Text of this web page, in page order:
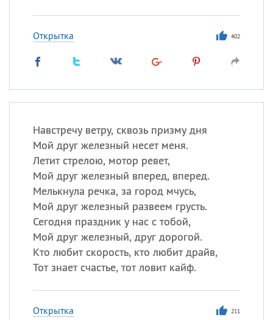
Открытка 402
Навстречу ветру, сквозь призму дня
Мой друг железный несет меня.
Летит стрелою, мотор ревет,
Мой друг железный вперед, вперед.
Мелькнула речка, за город мчусь,
Мой друг железный развеем грусть.
Сегодня праздник у нас с тобой,
Мой друг железный, друг дорогой.
Кто любит скорость, кто любит драйв,
Тот знает счастье, тот ловит кайф.
Открытка 211